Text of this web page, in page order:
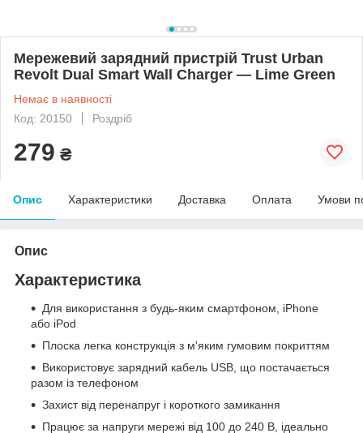
Мережевий зарядний пристрій Trust Urban
Revolt Dual Smart Wall Charger — Lime Green
Немає в наявності
Код: 20150
Роздріб
279 ₴
Опис Характеристики Доставка Оплата Умови
Опис
Характеристика
Для використання з будь-яким смартфоном, iPhone
або iPod
Плоска легка конструкція з м'яким гумовим покриттям
Використовує зарядний кабель USB, що постачається
разом із телефоном
Захист від перенапруг і короткого замикання
Працює за напруги мережі від 100 до 240 В, ідеально